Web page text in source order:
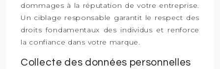
dommages à la réputation de votre entreprise.
Un ciblage responsable garantit le respect des
droits fondamentaux des individus et renforce
la confiance dans votre marque.
Collecte des données personnelles